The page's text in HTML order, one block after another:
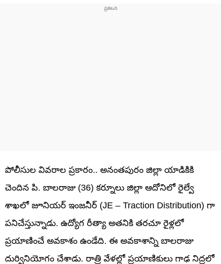
పోలీసుల వివరాల ప్రకారం.. అనంతపురం జిల్లా యాడికికి
చెందిన పి. బాలరాజు (36) కర్నూలు జిల్లా ఆదోనిలో రైల్వే
శాఖలో జూనియర్ ఇంజనీర్ (JE – Traction Distribution) గా
పనిచేస్తున్నాడు. ఉద్యోగ రీత్యా అతనికి తరచూ రైళ్లలో
ప్రయాణించే అవకాశం ఉండేది. ఈ అవకాశాన్ని బాలరాజు
దుర్వినియోగం చేశాడు. రాత్రి వేళల్లో ప్రయాణికులు గాఢ నిద్రలో